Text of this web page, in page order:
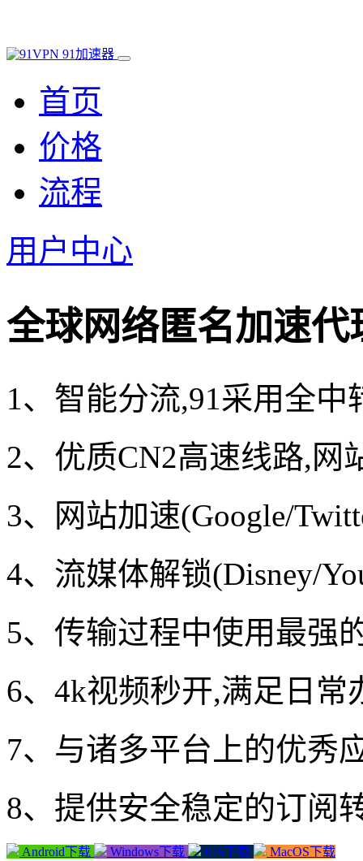
91加速器
首页
价格
流程
用户中心
全球网络匿名加速代
1、智能分流,91采用全
2、优质CN2高速线路,网
3、网站加速(Google/
4、流媒体解锁(Disney/
5、传输过程中使用最强
6、4k视频秒开,满足日常
7、与诸多平台上的优秀
8、提供安全稳定的订阅
Android下载 Windows下载 iOS下载 MacOS下载